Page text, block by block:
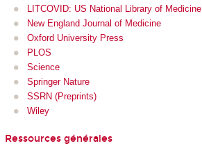
LITCOVID: US National Library of Medicine
New England Journal of Medicine
Oxford University Press
PLOS
Science
Springer Nature
SSRN (Preprints)
Wiley
Ressources générales